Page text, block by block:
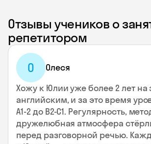
Отзывы учеников о
репетитором
О Олеся
Хожу к Юлии уже более 2 лет на
английским, и за это время
А1-2 до В2-С1. Регулярность,
дружелюбная атмосфера
перед разговорной речью.